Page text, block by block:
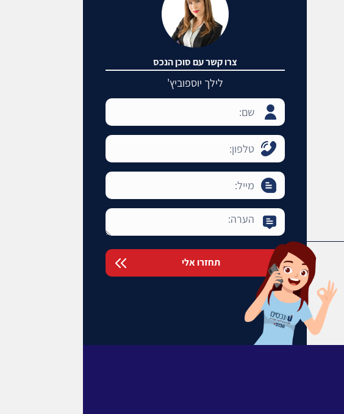
צרו קשר עם סוכן הנכס
לילך יוספוביץ'